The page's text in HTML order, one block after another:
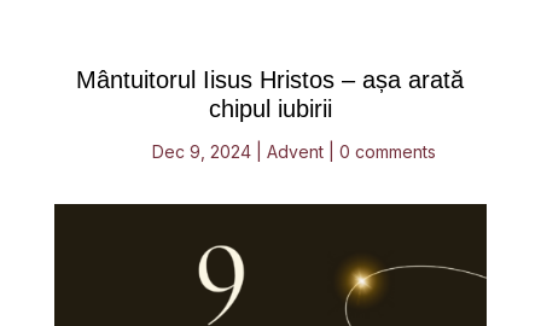
Mântuitorul Iisus Hristos – așa arată
chipul iubirii
Dec 9, 2024 |Advent |0 comments